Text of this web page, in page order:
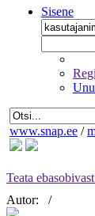
Sisene
www.snap.ee /
Teata
Autor:
/